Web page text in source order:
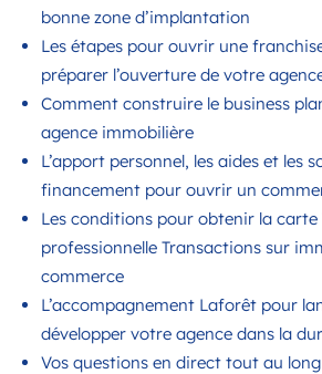
bonne zone d’implantation
Les étapes pour ouvrir une
préparer l’ouverture de votre
Comment construire le business
agence immobilière
L’apport personnel, les aides et les
financement pour ouvrir un
Les conditions pour obtenir la carte
professionnelle Transactions sur
commerce
L’accompagnement Laforêt pour
développer votre agence dans la
Vos questions en direct tout au